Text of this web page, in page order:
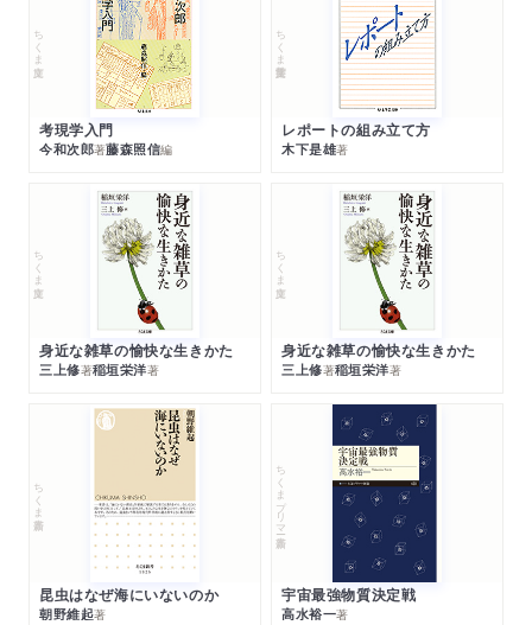
ちくま文庫
考現学入門
今和次郎著藤森照信編
ちくま学芸文庫
レポートの組み立て方
木下是雄著
ちくま文庫
身近な雑草の愉快な生きかた
三上修著稲垣栄洋著
ちくま文庫
身近な雑草の愉快な生きかた
三上修著稲垣栄洋著
ちくま新書
昆虫はなぜ海にいないのか
朝野維起著
ちくまプリマー新書
宇宙最強物質決定戦
高水裕一著